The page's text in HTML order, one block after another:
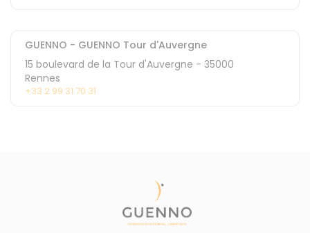
GUENNO - GUENNO Tour d'Auvergne
15 boulevard de la Tour d'Auvergne - 35000
Rennes
+33 2 99 31 70 31